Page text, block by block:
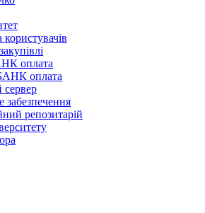
оплата
оплата
забезпечення
репозитарій